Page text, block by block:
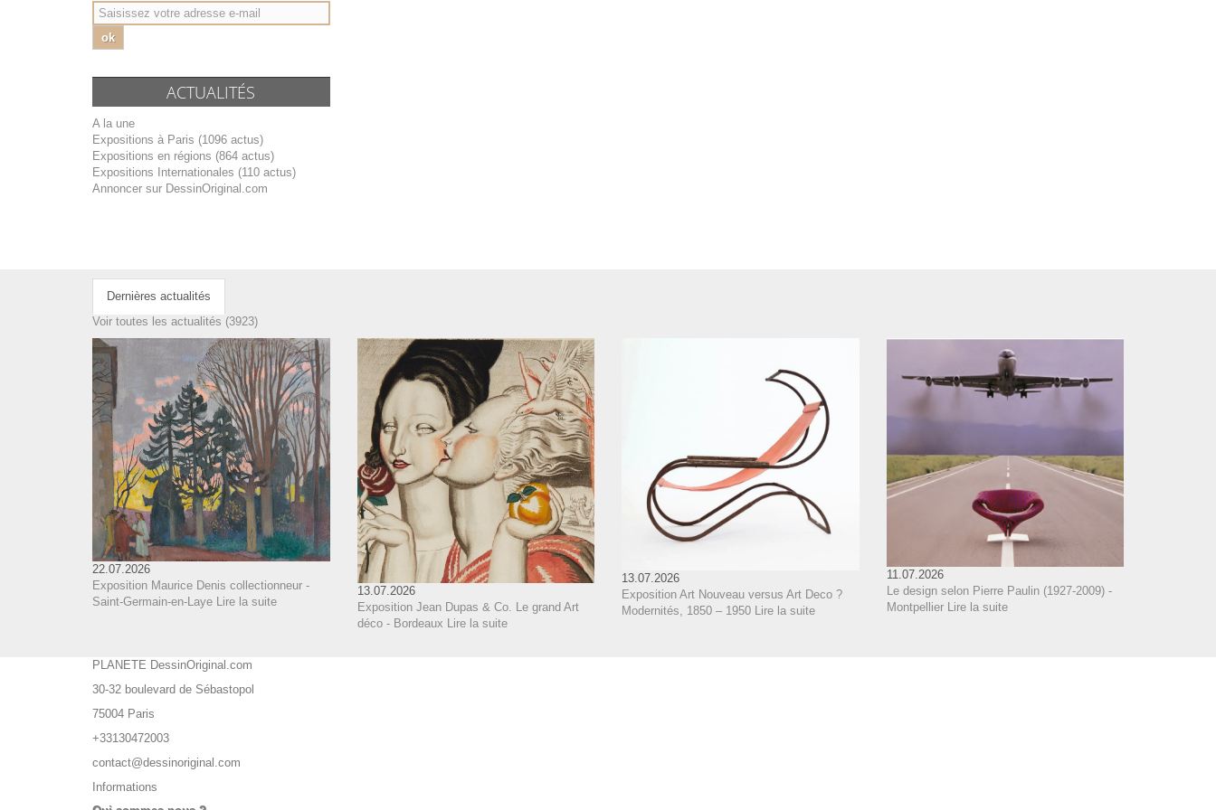
ok
ACTUALITÉS
A la une
Expositions à Paris (1096 actus)
Expositions en régions (864 actus)
Expositions Internationales (110 actus)
Annoncer sur DessinOriginal.com
Dernières actualités
Voir toutes les actualités (3923)
22.07.2026
Exposition Maurice Denis collectionneur -
Saint-Germain-en-Laye Lire la suite
13.07.2026
Exposition Jean Dupas & Co. Le grand Art
déco - Bordeaux Lire la suite
13.07.2026
Exposition Art Nouveau versus Art Deco ?
Modernités, 1850 – 1950
Lire la suite
11.07.2026
Le design selon Pierre Paulin (1927-2009) -
Montpellier Lire la suite
PLANETE DessinOriginal.com
30-32 boulevard de Sébastopol
75004 Paris
+33130472003
contact@dessinoriginal.com
Informations